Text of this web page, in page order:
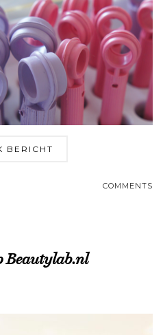
BERICHT
COMMENTS
Beautylab.nl